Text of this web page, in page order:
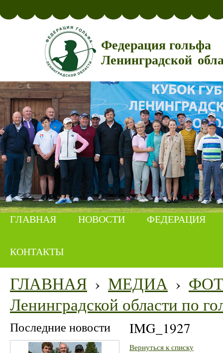
Федерация гольфа
Ленинградской
ГЛАВНАЯ НОВОСТИ ФЕДЕРАЦИЯ
КОНТАКТЫ
ГЛАВНАЯ › МЕДИА ›
Ленинградской области по
Последние новости IMG_1927
Вернуться к списку